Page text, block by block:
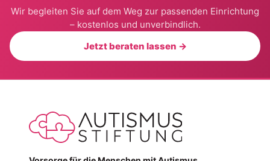
Wir begleiten Sie auf dem Weg zur passenden Einrichtung
– kostenlos und unverbindlich.
Jetzt beraten lassen →